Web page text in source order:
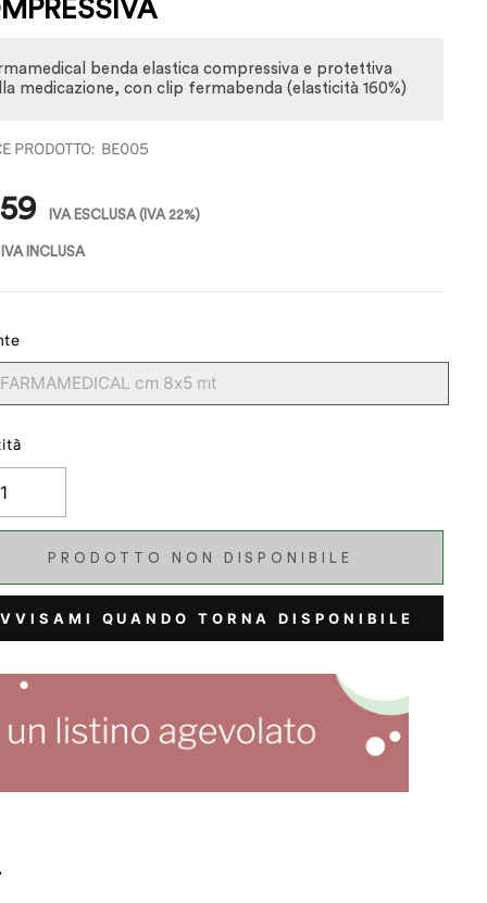
benda elastica compressiva e protettiva
medicazione, con clip fermabenda (elasticità 160%)
BE005
IVA ESCLUSA (IVA 22%)
IVA INCLUSA
FARMAMEDICAL cm 8x5 mt
PRODOTTO NON DISPONIBILE
QUANDO TORNA DISPONIBILE